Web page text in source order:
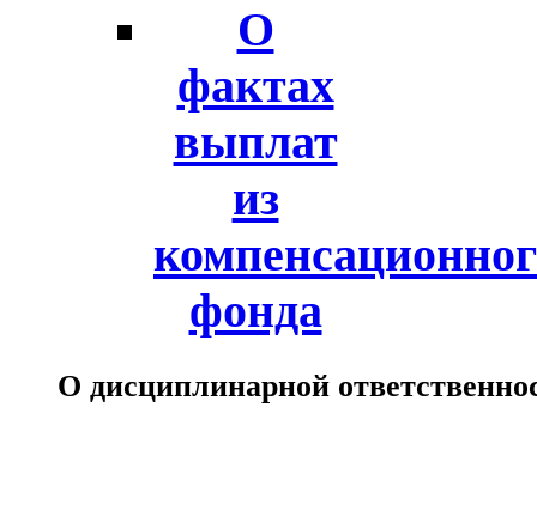
О
фактах
выплат
из
фонда
О дисциплинарной